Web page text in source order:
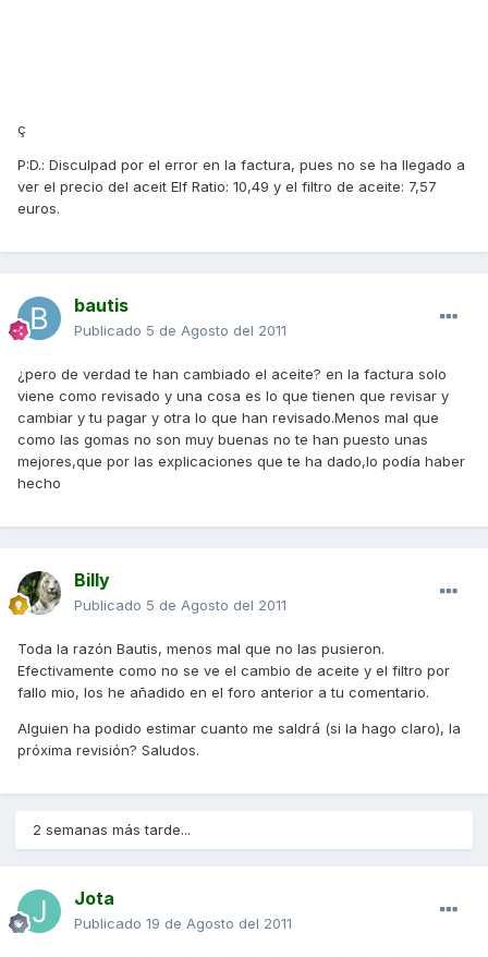
ç
P:D.: Disculpad por el error en la factura, pues no se ha llegado a
ver el precio del aceit Elf Ratio: 10,49 y el filtro de aceite: 7,57
euros.
bautis
Publicado 5 de Agosto del 2011
¿pero de verdad te han cambiado el aceite? en la factura solo
viene como revisado y una cosa es lo que tienen que revisar y
cambiar y tu pagar y otra lo que han revisado.Menos mal que
como las gomas no son muy buenas no te han puesto unas
mejores,que por las explicaciones que te ha dado,lo podía haber
hecho
Billy
Publicado 5 de Agosto del 2011
Toda la razón Bautis, menos mal que no las pusieron.
Efectivamente como no se ve el cambio de aceite y el filtro por
fallo mio, los he añadido en el foro anterior a tu comentario.
Alguien ha podido estimar cuanto me saldrá (si la hago claro), la
próxima revisión? Saludos.
2 semanas más tarde...
Jota
Publicado 19 de Agosto del 2011